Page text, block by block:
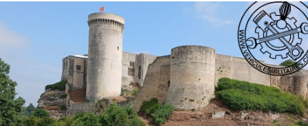
Véhicules Militaires .com
Bienvenue sur LE forum des passionnés de Véhicules Militaires de toutes nationalités et de
toutes époques. De nombreuses rubriques sont à votre disposition pour vous venir en aide,
ou simplement partager vos activités.